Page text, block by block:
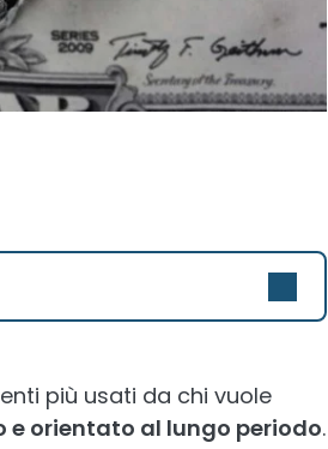
più usati da chi vuole
e orientato al lungo periodo.